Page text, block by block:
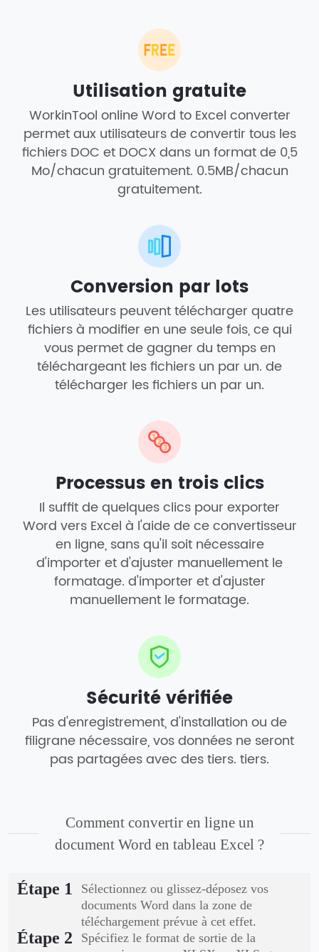
Utilisation gratuite
WorkinTool online Word to Excel converter
permet aux utilisateurs de convertir tous les
fichiers DOC et DOCX dans un format de 0,5
Mo/chacun gratuitement. 0.5MB/chacun
gratuitement.
Conversion par lots
Les utilisateurs peuvent télécharger quatre
fichiers à modifier en une seule fois, ce qui
vous permet de gagner du temps en
téléchargeant les fichiers un par un. de
télécharger les fichiers un par un.
Processus en trois clics
Il suffit de quelques clics pour exporter
Word vers Excel à l'aide de ce convertisseur
en ligne, sans qu'il soit nécessaire
d'importer et d'ajuster manuellement le
formatage. d'importer et d'ajuster
manuellement le formatage.
Sécurité vérifiée
Pas d'enregistrement, d'installation ou de
filigrane nécessaire, vos données ne seront
pas partagées avec des tiers. tiers.
Comment convertir en ligne un
document Word en tableau Excel ?
Étape 1
Sélectionnez ou glissez-déposez vos
documents Word dans la zone de
téléchargement prévue à cet effet.
Étape 2
Spécifiez le format de sortie de la